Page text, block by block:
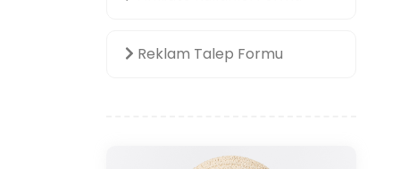
Reklam Talep Formu